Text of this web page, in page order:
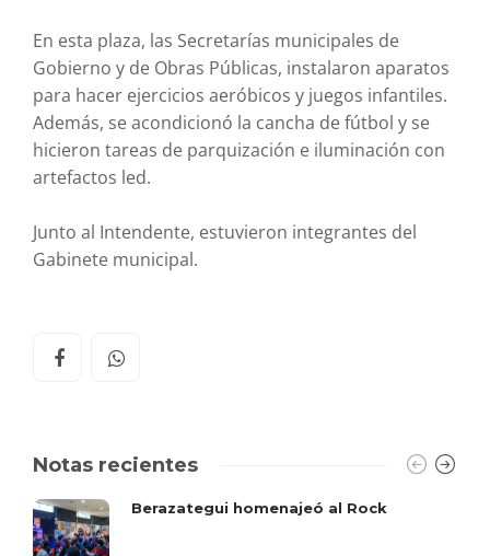
En esta plaza, las Secretarías municipales de
Gobierno y de Obras Públicas, instalaron aparatos
para hacer ejercicios aeróbicos y juegos infantiles.
Además, se acondicionó la cancha de fútbol y se
hicieron tareas de parquización e iluminación con
artefactos led.
Junto al Intendente, estuvieron integrantes del
Gabinete municipal.
Notas recientes
Berazategui homenajeó al Rock